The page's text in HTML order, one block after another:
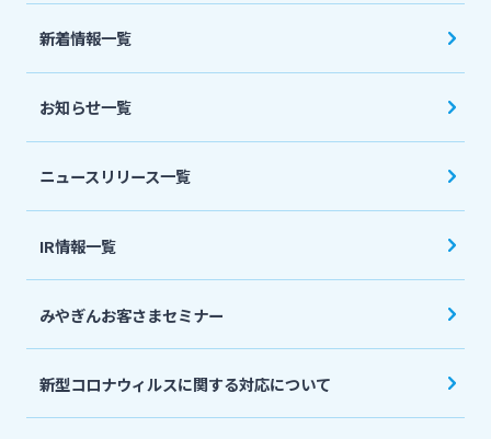
法人・個人事業主のお客さま
宮崎銀行について
ニュースリリース一覧
採用情報
お問い合わせ先一覧
新着情報一覧
お知らせ一覧
ニュースリリース一覧
IR情報一覧
みやぎんお客さまセミナー
新型コロナウィルスに関する対応について